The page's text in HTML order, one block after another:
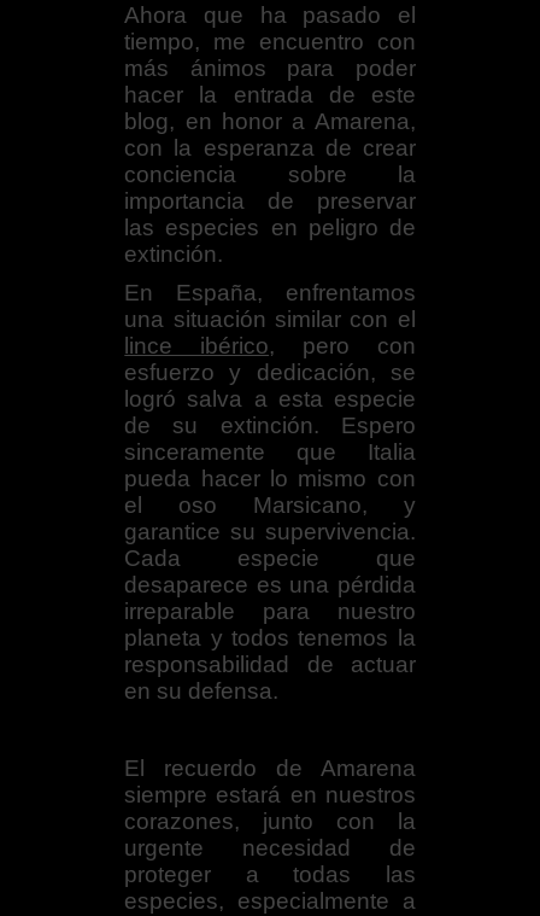
Ahora que ha pasado el
tiempo, me encuentro con
más ánimos para poder
hacer la entrada de este
blog, en honor a Amarena,
con la esperanza de crear
conciencia sobre la
importancia de preservar
las especies en peligro de
extinción.
En España, enfrentamos
una situación similar con el
lince ibérico, pero con
esfuerzo y dedicación, se
logró salva a esta especie
de su extinción. Espero
sinceramente que Italia
pueda hacer lo mismo con
el oso Marsicano, y
garantice su supervivencia.
Cada especie que
desaparece es una pérdida
irreparable para nuestro
planeta y todos tenemos la
responsabilidad de actuar
en su defensa.
El recuerdo de Amarena
siempre estará en nuestros
corazones, junto con la
urgente necesidad de
proteger a todas las
especies, especialmente a